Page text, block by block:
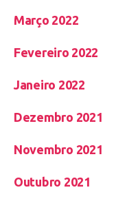
Março 2022
Fevereiro 2022
Janeiro 2022
Dezembro 2021
Novembro 2021
Outubro 2021